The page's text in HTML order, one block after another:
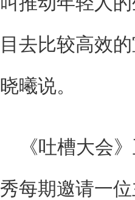
目去比较高效
晓曦说。
《吐槽大会
秀每期邀请一